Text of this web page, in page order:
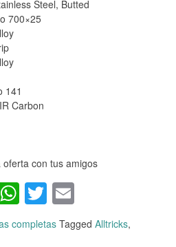
Steel, Butted
700×25
141
Carbon
con tus amigos
WhatsApp
Twitter
completas Tagged Alltricks,